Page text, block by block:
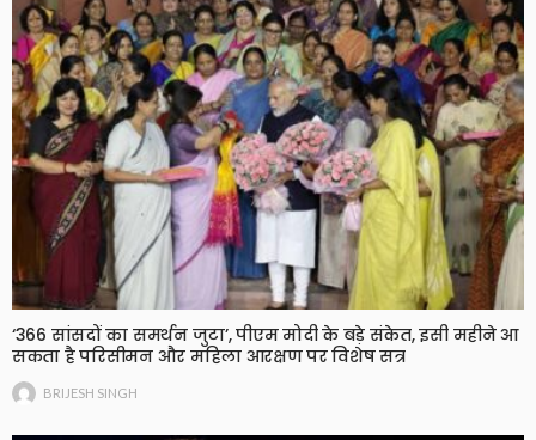
‘366 सांसदों का समर्थन जुटा’, पीएम मोदी के बड़े संकेत, इसी महीने आ
सकता है परिसीमन और महिला आरक्षण पर विशेष सत्र
BRIJESH SINGH